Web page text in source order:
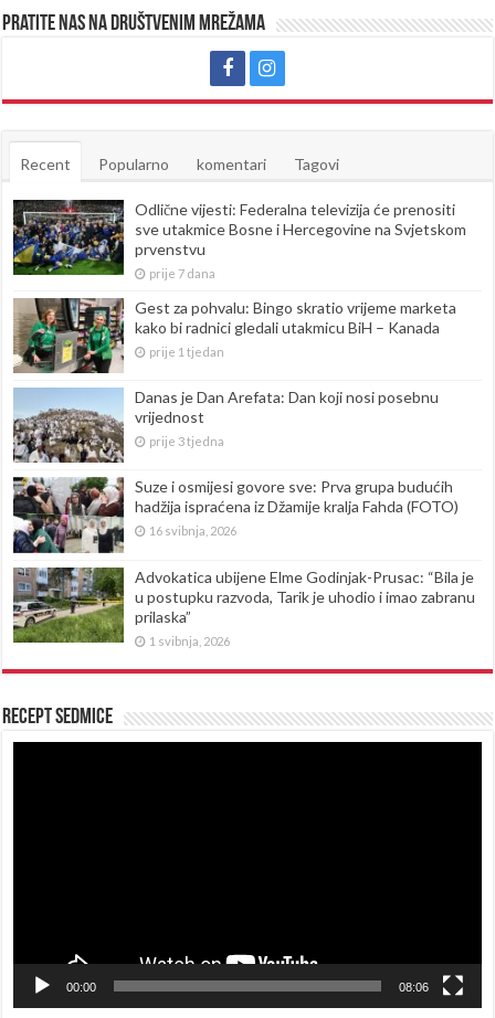
Pratite nas na društvenim mrežama
Recent Popularno komentari Tagovi
Odlične vijesti: Federalna televizija će prenositi
sve utakmice Bosne i Hercegovine na Svjetskom
prvenstvu
prije 7 dana
Gest za pohvalu: Bingo skratio vrijeme marketa
kako bi radnici gledali utakmicu BiH – Kanada
prije 1 tjedan
Danas je Dan Arefata: Dan koji nosi posebnu
vrijednost
prije 3 tjedna
Suze i osmijesi govore sve: Prva grupa budućih
hadžija ispraćena iz Džamije kralja Fahda (FOTO)
16 svibnja, 2026
Advokatica ubijene Elme Godinjak-Prusac: “Bila je
u postupku razvoda, Tarik je uhodio i imao zabranu
prilaska”
1 svibnja, 2026
Recept sedmice
00:00 08:06